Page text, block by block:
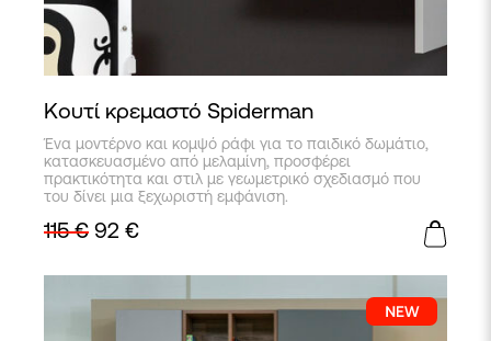
Κουτί κρεμαστό Spiderman
Ένα μοντέρνο και κομψό ράφι για το παιδικό δωμάτιο,
κατασκευασμένο από μελαμίνη, προσφέρει
πρακτικότητα και στιλ με γεωμετρικό σχεδιασμό που
του δίνει μια ξεχωριστή εμφάνιση.
115€ 92 €
το
προϊόν
έχει
πολλαπλές
επιλογές
να
επιλεγούν